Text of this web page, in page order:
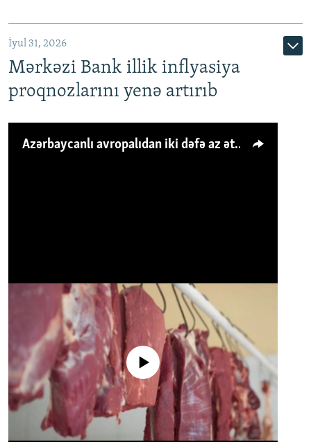
İyul 31, 2026
Mərkəzi Bank illik inflyasiya
proqnozlarını yenə artırıb
Azərbaycanlı avropalıdan iki dəfə az ət yeyir, amma... 'Qiymət artımı qaçılmazdır'
No media source currently available